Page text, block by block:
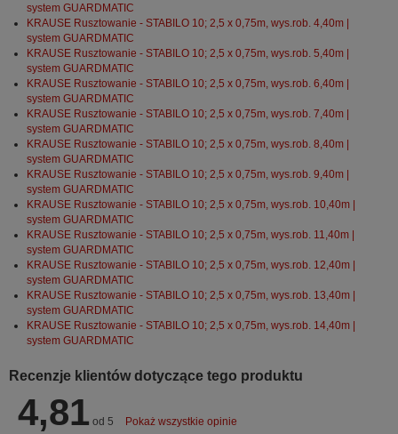
system GUARDMATIC
KRAUSE Rusztowanie - STABILO 10; 2,5 x 0,75m, wys.rob. 4,40m |
system GUARDMATIC
KRAUSE Rusztowanie - STABILO 10; 2,5 x 0,75m, wys.rob. 5,40m |
system GUARDMATIC
KRAUSE Rusztowanie - STABILO 10; 2,5 x 0,75m, wys.rob. 6,40m |
system GUARDMATIC
KRAUSE Rusztowanie - STABILO 10; 2,5 x 0,75m, wys.rob. 7,40m |
system GUARDMATIC
KRAUSE Rusztowanie - STABILO 10; 2,5 x 0,75m, wys.rob. 8,40m |
system GUARDMATIC
KRAUSE Rusztowanie - STABILO 10; 2,5 x 0,75m, wys.rob. 9,40m |
system GUARDMATIC
KRAUSE Rusztowanie - STABILO 10; 2,5 x 0,75m, wys.rob. 10,40m |
system GUARDMATIC
KRAUSE Rusztowanie - STABILO 10; 2,5 x 0,75m, wys.rob. 11,40m |
system GUARDMATIC
KRAUSE Rusztowanie - STABILO 10; 2,5 x 0,75m, wys.rob. 12,40m |
system GUARDMATIC
KRAUSE Rusztowanie - STABILO 10; 2,5 x 0,75m, wys.rob. 13,40m |
system GUARDMATIC
KRAUSE Rusztowanie - STABILO 10; 2,5 x 0,75m, wys.rob. 14,40m |
system GUARDMATIC
Recenzje klientów dotyczące tego produktu
4,81 od 5 Pokaż wszystkie opinie